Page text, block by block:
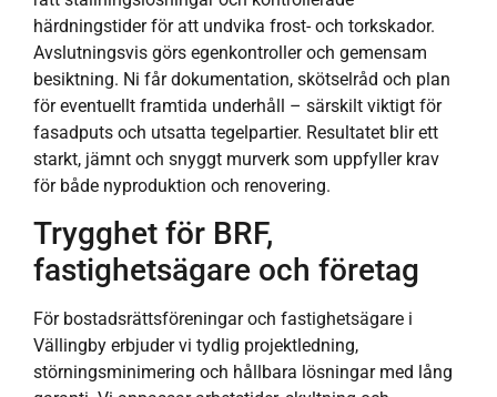
härdningstider för att undvika frost- och torkskador.
Avslutningsvis görs egenkontroller och gemensam
besiktning. Ni får dokumentation, skötselråd och plan
för eventuellt framtida underhåll – särskilt viktigt för
fasadputs och utsatta tegelpartier. Resultatet blir ett
starkt, jämnt och snyggt murverk som uppfyller krav
för både nyproduktion och renovering.
Trygghet för BRF,
fastighetsägare och företag
För bostadsrättsföreningar och fastighetsägare i
Vällingby erbjuder vi tydlig projektledning,
störningsminimering och hållbara lösningar med lång